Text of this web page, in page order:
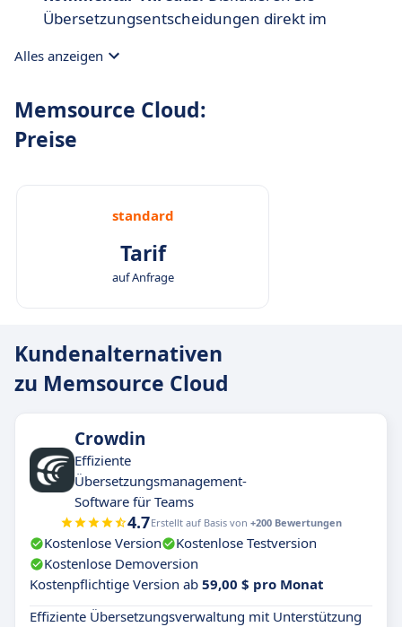
Übersetzungsentscheidungen direkt im
Alles anzeigen
Memsource Cloud:
Preise
standard
Tarif
auf Anfrage
Kundenalternativen
zu Memsource Cloud
Crowdin
Effiziente
Übersetzungsmanagement-
Software für Teams
4.7Erstellt auf Basis von +200 Bewertungen
Kostenlose Version
Kostenlose Testversion
Kostenlose Demoversion
Kostenpflichtige Version ab 59,00 $ pro Monat
Effiziente Übersetzungsverwaltung mit Unterstützung